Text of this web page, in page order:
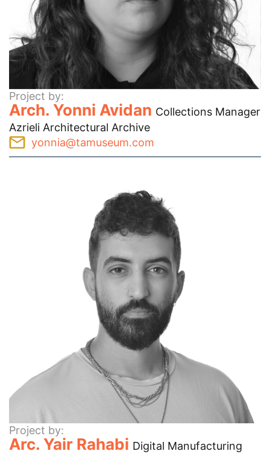
Project by:
Arch. Yonni Avidan Collections Manager
Azrieli Architectural Archive
yonnia@tamuseum.com
Project by:
Arc. Yair Rahabi Digital Manufacturing